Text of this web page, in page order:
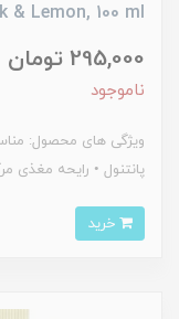
& Lemon, 100 ml
295,000 تومان
ناموجود
ویژگی های محصول:
پانتنول • رایحه